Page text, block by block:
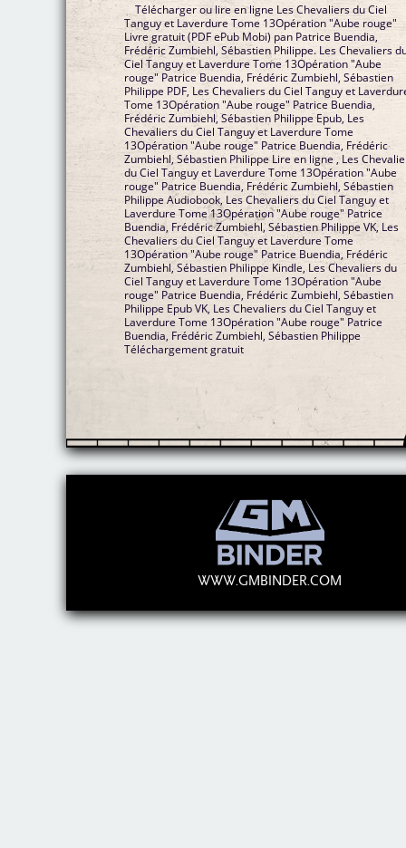
Télécharger ou lire en ligne Les Chevaliers du Ciel
Tanguy et Laverdure Tome 13Opération "Aube rouge"
Livre gratuit (PDF ePub Mobi) pan Patrice Buendia,
Frédéric Zumbiehl, Sébastien Philippe. Les Chevaliers
Ciel Tanguy et Laverdure Tome 13Opération "Aube
rouge" Patrice Buendia, Frédéric Zumbiehl, Sébastien
Philippe PDF, Les Chevaliers du Ciel Tanguy et
Tome 13Opération "Aube rouge" Patrice Buendia,
Frédéric Zumbiehl, Sébastien Philippe Epub, Les
Chevaliers du Ciel Tanguy et Laverdure Tome
13Opération "Aube rouge" Patrice Buendia, Frédéric
Zumbiehl, Sébastien Philippe Lire en ligne , Les
du Ciel Tanguy et Laverdure Tome 13Opération "Aube
rouge" Patrice Buendia, Frédéric Zumbiehl, Sébastien
Philippe Audiobook, Les Chevaliers du Ciel Tanguy et
Laverdure Tome 13Opération "Aube rouge" Patrice
Buendia, Frédéric Zumbiehl, Sébastien Philippe VK, Les
Chevaliers du Ciel Tanguy et Laverdure Tome
13Opération "Aube rouge" Patrice Buendia, Frédéric
Zumbiehl, Sébastien Philippe Kindle, Les Chevaliers du
Ciel Tanguy et Laverdure Tome 13Opération "Aube
rouge" Patrice Buendia, Frédéric Zumbiehl, Sébastien
Philippe Epub VK, Les Chevaliers du Ciel Tanguy et
Laverdure Tome 13Opération "Aube rouge" Patrice
Buendia, Frédéric Zumbiehl, Sébastien Philippe
Téléchargement gratuit
WWW.GMBINDER.COM